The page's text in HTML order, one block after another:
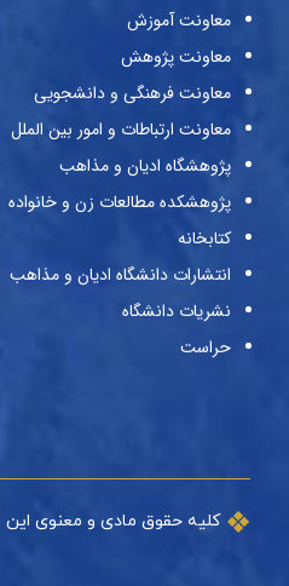
معاونت آموزش
معاونت پژوهش
معاونت فرهنگی و دانشجویی
معاونت ارتباطات و امور بین الملل
پژوهشگاه ادیان و مذاهب
پژوهشکده مطالعات زن و خانواده
کتابخانه
انتشارات دانشگاه ادیان و مذاهب
نشریات دانشگاه
حراست
کلیه حقوق مادی و معنوی